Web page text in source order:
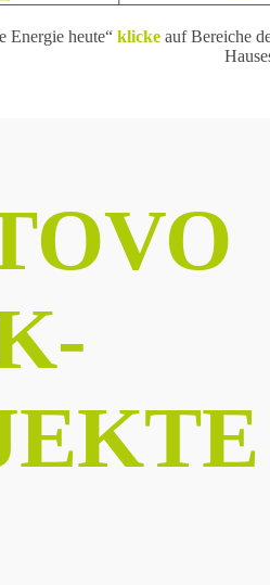
Energie heute“ klicke auf Bereiche